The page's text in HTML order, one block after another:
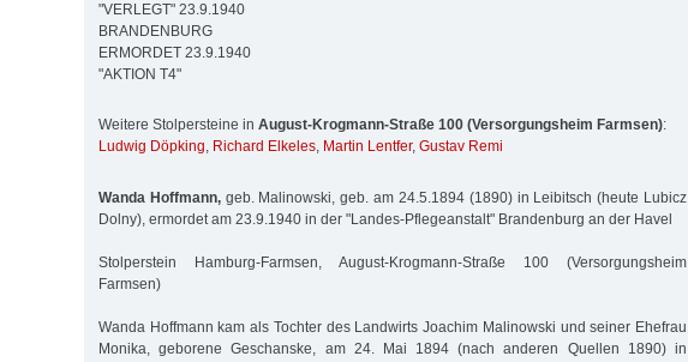
"VERLEGT" 23.9.1940
BRANDENBURG
ERMORDET 23.9.1940
"AKTION T4"
Weitere Stolpersteine in August-Krogmann-Straße 100 (Versorgungsheim Farmsen):
Ludwig Döpking, Richard Elkeles, Martin Lentfer, Gustav Remi
Wanda Hoffmann,geb. Malinowski, geb. am 24.5.1894 (1890) in Leibitsch (heute Lubicz
Dolny), ermordet am 23.9.1940 in der "Landes-Pflegeanstalt" Brandenburg an der Havel
Stolperstein Hamburg-Farmsen, August-Krogmann-Straße 100 (Versorgungsheim
Farmsen)
Wanda Hoffmann kam als Tochter des Landwirts Joachim Malinowski und seiner Ehefrau
Monika, geborene Geschanske, am 24. Mai 1894 (nach anderen Quellen 1890) in